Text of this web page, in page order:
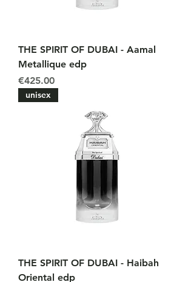
THE SPIRIT OF DUBAI - Aamal
Metallique edp
Price
€425.00
unisex
THE SPIRIT OF DUBAI - Haibah
Oriental edp